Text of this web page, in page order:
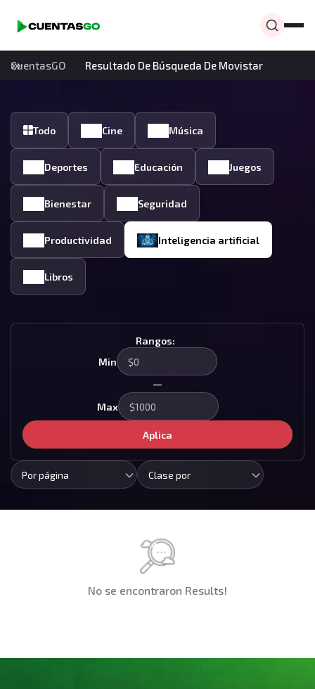
CuentasGO Resultado De Búsqueda De Movistar
Todo Cine Música
Deportes Educación Juegos
Bienestar Seguridad
Productividad Inteligencia artificial
Libros
Rangos:
Min
—
Max
Aplica
Por página Clase por
No se encontraron Results!